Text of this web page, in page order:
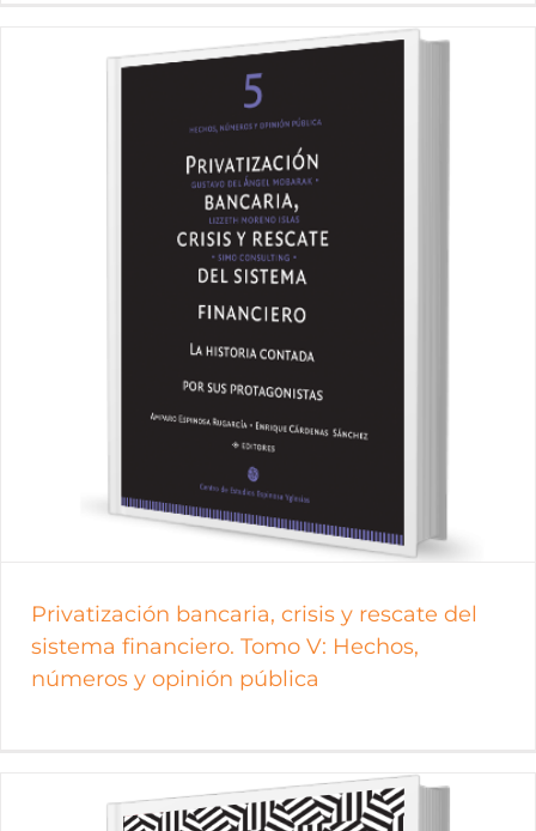
Privatización bancaria, crisis y rescate del
sistema financiero. Tomo V: Hechos,
números y opinión pública